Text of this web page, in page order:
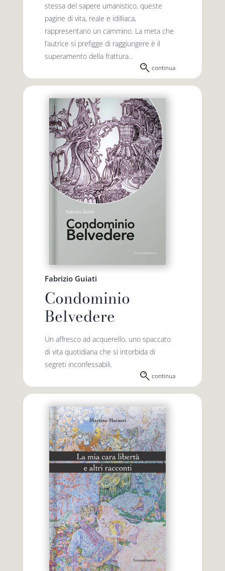
stessa del sapere umanistico, queste
pagine di vita, reale e idilliaca,
rappresentano un cammino. La meta che
l’autrice si prefigge di raggiungere è il
superamento della frattura...
continua
Fabrizio Guiati
Condominio
Belvedere
Un affresco ad acquerello, uno spaccato
di vita quotidiana che si intorbida di
segreti inconfessabili.
continua